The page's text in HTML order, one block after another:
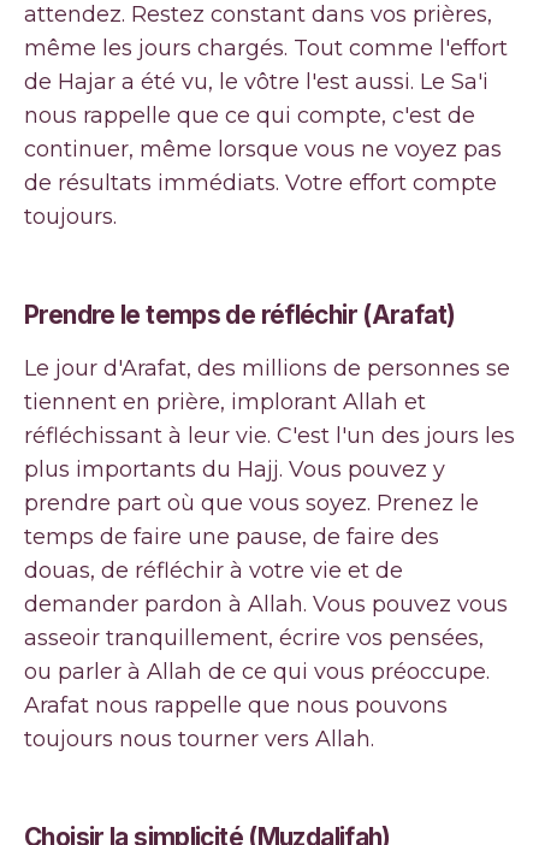
attendez. Restez constant dans vos prières,
même les jours chargés. Tout comme l'effort
de Hajar a été vu, le vôtre l'est aussi. Le Sa'i
nous rappelle que ce qui compte, c'est de
continuer, même lorsque vous ne voyez pas
de résultats immédiats. Votre effort compte
toujours.
Prendre le temps de réfléchir (Arafat)
Le jour d'Arafat, des millions de personnes se
tiennent en prière, implorant Allah et
réfléchissant à leur vie. C'est l'un des jours les
plus importants du Hajj. Vous pouvez y
prendre part où que vous soyez. Prenez le
temps de faire une pause, de faire des
douas, de réfléchir à votre vie et de
demander pardon à Allah. Vous pouvez vous
asseoir tranquillement, écrire vos pensées,
ou parler à Allah de ce qui vous préoccupe.
Arafat nous rappelle que nous pouvons
toujours nous tourner vers Allah.
Choisir la simplicité (Muzdalifah)